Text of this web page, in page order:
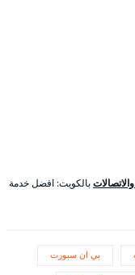
بالكويت: افضل خدمة
بي ان سبورت